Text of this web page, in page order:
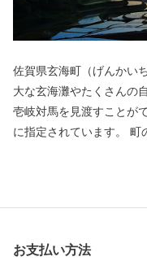
佐賀県玄海町（げんかい
大な玄海灘やたくさんの
壱岐対馬を見渡すことが
に指定されています。 町
次産業が盛んで海の幸・
物、肥沃な大地に実る「
お支払い方法